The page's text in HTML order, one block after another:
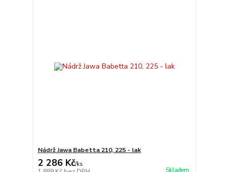
Nádrž Jawa Babetta 210, 225 - lak
2 286 Kč/ks
Skladem